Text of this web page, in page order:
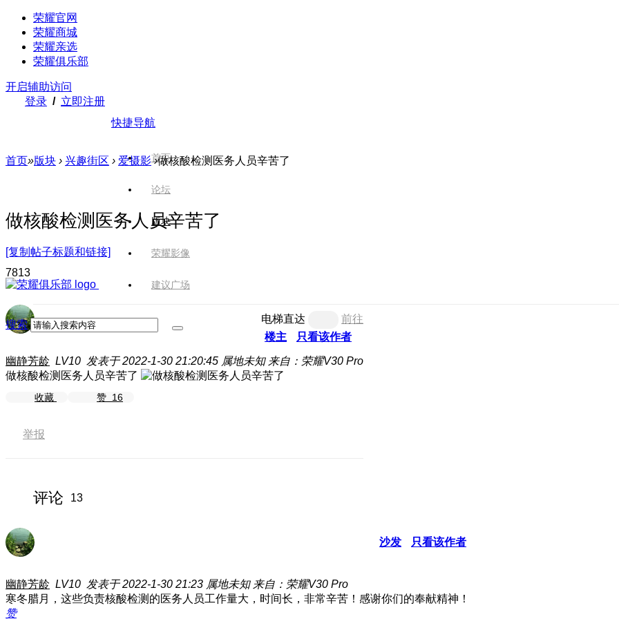
荣耀官网
荣耀商城
荣耀亲选
荣耀俱乐部
开启辅助访问
登录 / 立即注册
快捷导航
首页
论坛
版块
荣耀影像
建议广场
搜索
首页»版块 › 兴趣街区 › 爱摄影 ›做核酸检测医务人员辛苦了
做核酸检测医务人员辛苦了
[复制帖子标题和链接]
7813
电梯直达
前往
楼主
只看该作者
幽静芳龄 LV10 发表于 2022-1-30 21:20:45 属地未知 来自：荣耀V30 Pro
做核酸检测医务人员辛苦了
收藏 赞 16
举报
评论 13
沙发 只看该作者
幽静芳龄 LV10 发表于 2022-1-30 21:23 属地未知 来自：荣耀V30 Pro
寒冬腊月，这些负责核酸检测的医务人员工作量大，时间长，非常辛苦！感谢你们的奉献精神！
赞